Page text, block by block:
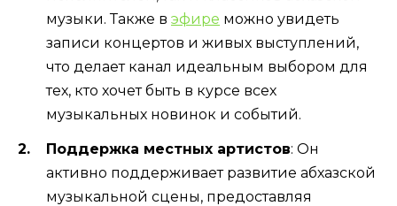
музыки. Также в эфире можно увидеть
записи концертов и живых выступлений,
что делает канал идеальным выбором для
тех, кто хочет быть в курсе всех
музыкальных новинок и событий.
Поддержка местных артистов: Он
активно поддерживает развитие абхазской
музыкальной сцены, предоставляя